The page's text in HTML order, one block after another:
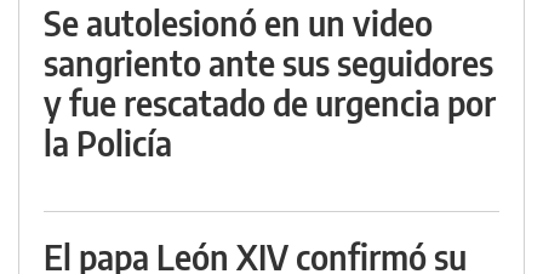
Se autolesionó en un video
sangriento ante sus seguidores
y fue rescatado de urgencia por
la Policía
El papa León XIV confirmó su